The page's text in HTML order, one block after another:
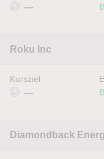
—
Roku Inc
Kursziel
—
Diamondback